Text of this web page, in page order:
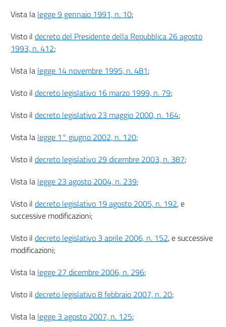
PRINCIPI GENERALI
23
Capo II
ELETTRICA
DA FONTI
24
25
Capo III
REGIMI DI SOSTEGNO PER LA PRODUZIONE DI ENERGIA TERMICA DA FONTI
27
28
29
31
Capo IV
RINNOVABILI
33
Vista la legge 9 gennaio 1991, n. 10;
Visto il decreto del Presidente della Repubblica 26 agosto
1993, n. 412;
Vista la legge 14 novembre 1995, n. 481;
Visto il decreto legislativo 16 marzo 1999, n. 79;
Visto il decreto legislativo 23 maggio 2000, n. 164;
Vista la legge 1° giugno 2002, n. 120;
Visto il decreto legislativo 29 dicembre 2003, n. 387;
Vista la legge 23 agosto 2004, n. 239;
Visto il decreto legislativo 19 agosto 2005, n. 192, e
successive modificazioni;
Visto il decreto legislativo 3 aprile 2006, n. 152, e successive
modificazioni;
Vista la legge 27 dicembre 2006, n. 296;
Visto il decreto legislativo 8 febbraio 2007, n. 20;
Vista la legge 3 agosto 2007, n. 125;